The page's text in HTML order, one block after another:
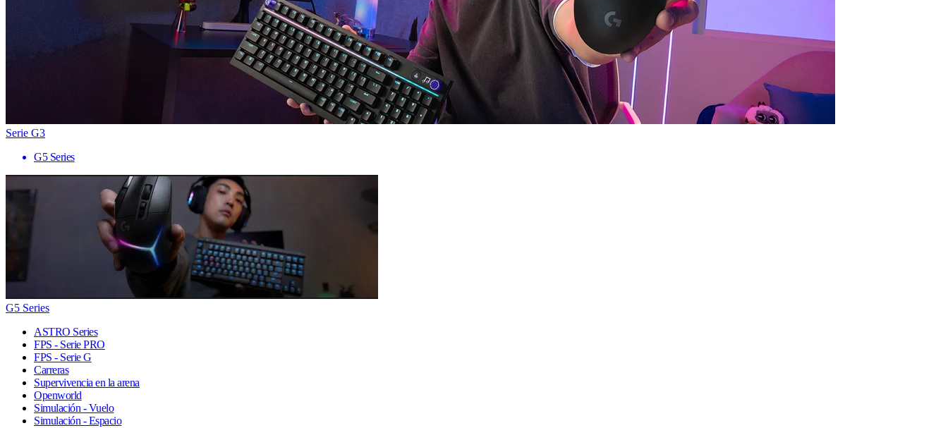
Serie G3
G5 Series
G5 Series
ASTRO Series
FPS - Serie PRO
FPS - Serie G
Carreras
Supervivencia en la arena
Openworld
Simulación - Vuelo
Simulación - Espacio